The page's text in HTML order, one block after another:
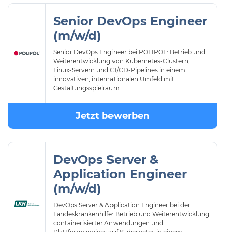
Senior DevOps Engineer
(m/w/d)
Senior DevOps Engineer bei POLIPOL: Betrieb und
Weiterentwicklung von Kubernetes-Clustern,
Linux-Servern und CI/CD-Pipelines in einem
innovativen, internationalen Umfeld mit
Gestaltungsspielraum.
Jetzt bewerben
DevOps Server &
Application Engineer
(m/w/d)
DevOps Server & Application Engineer bei der
Landeskrankenhilfe: Betrieb und Weiterentwicklung
containerisierter Anwendungen und